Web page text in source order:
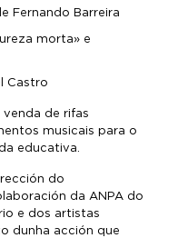
Fernando Barreira
morta» e
Castro
de rifas
musicais para o
educativa.
do
da ANPA do
e dos artistas
dunha acción que